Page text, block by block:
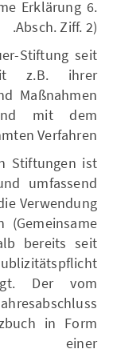
Erklärung 6.
Absch. Ziff. 2).
Stiftung seit
z.B. ihrer
Maßnahmen
mit dem
Verfahren.
Stiftungen ist
umfassend
Verwendung
bereits seit
Der vom
in Form
einer